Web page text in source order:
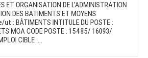
ET ORGANISATION DE L’ADMINISTRATION
DES BATIMENTS ET MOYENS
ut : BÂTIMENTS INTITULE DU POSTE :
MOA CODE POSTE : 15485/ 16093/
CIBLE :...